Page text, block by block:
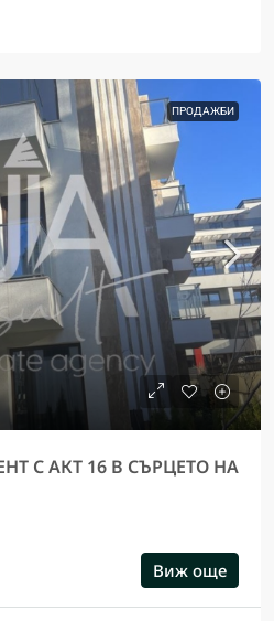
ПРОДАЖБИ
С АКТ 16 В СЪРЦЕТО НА
Виж още